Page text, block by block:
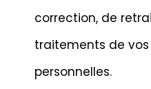
correction, de
traitements de
personnelles.